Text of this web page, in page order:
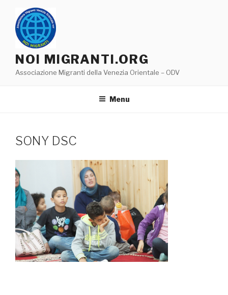
contenuto
NOI MIGRANTI.ORG
Associazione Migranti della Venezia Orientale – ODV
Menu
SONY DSC